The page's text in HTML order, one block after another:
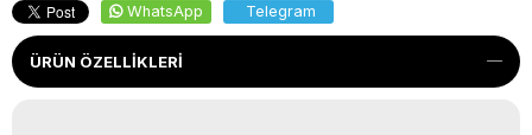
WhatsApp Telegram
ÜRÜN ÖZELLIKLERI